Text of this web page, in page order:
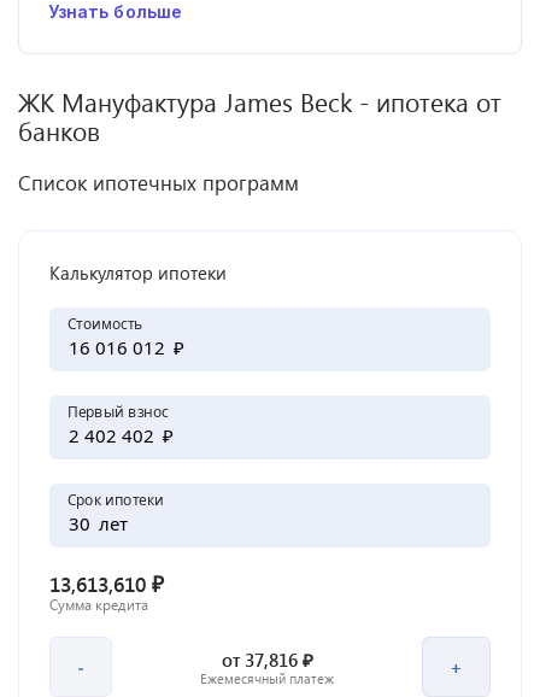
Узнать больше
ЖК Мануфактура James Beck - ипотека от
банков
Список ипотечных программ
Калькулятор ипотеки
Стоимость
₽
Первый взнос
₽
Срок ипотеки
лет
13,613,610 ₽
Сумма кредита
- от 37,816 ₽
Ежемесячный платеж +